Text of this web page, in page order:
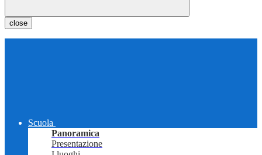
close
Scuola
Panoramica
Presentazione